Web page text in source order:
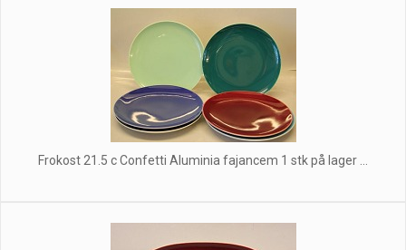
Frokost 21.5 c Confetti Aluminia fajancem 1 stk på lager ...